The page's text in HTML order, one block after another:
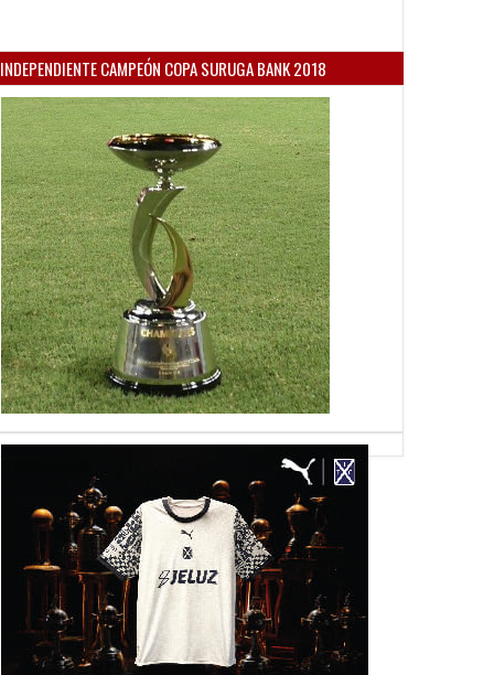
INDEPENDIENTE CAMPEÓN COPA SURUGA BANK 2018